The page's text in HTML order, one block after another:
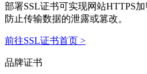
部署SSL证书可实现网站HTTPS
防止传输数据的泄露或篡改。
前往SSL证书首页 >
品牌证书